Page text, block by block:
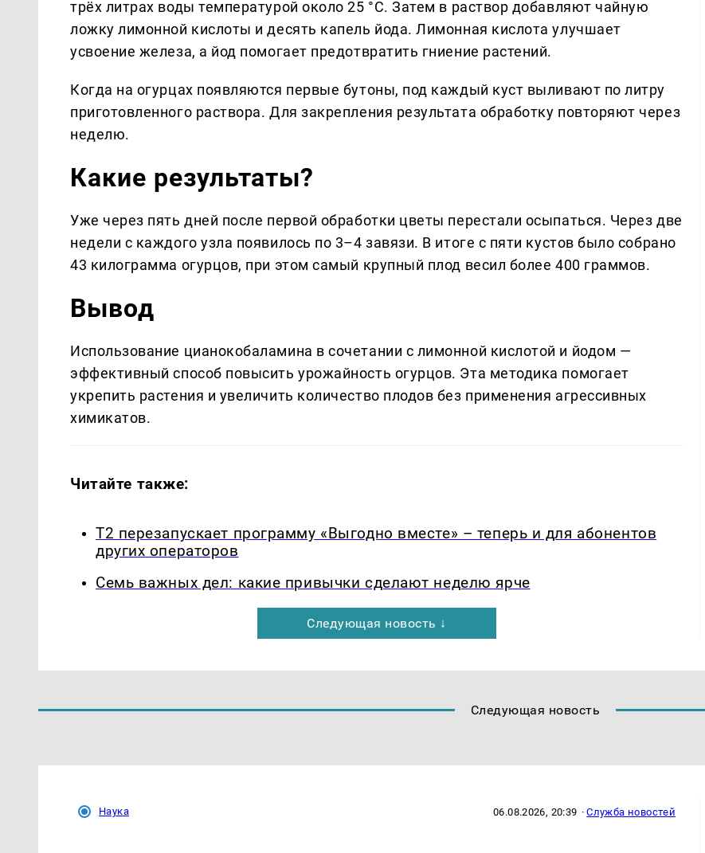
трёх литрах воды температурой около 25 °C. Затем в раствор добавляют чайную
ложку лимонной кислоты и десять капель йода. Лимонная кислота улучшает
усвоение железа, а йод помогает предотвратить гниение растений.
Когда на огурцах появляются первые бутоны, под каждый куст выливают по литру
приготовленного раствора. Для закрепления результата обработку повторяют через
неделю.
Какие результаты?
Уже через пять дней после первой обработки цветы перестали осыпаться. Через две
недели с каждого узла появилось по 3–4 завязи. В итоге с пяти кустов было собрано
43 килограмма огурцов, при этом самый крупный плод весил более 400 граммов.
Вывод
Использование цианокобаламина в сочетании с лимонной кислотой и йодом —
эффективный способ повысить урожайность огурцов. Эта методика помогает
укрепить растения и увеличить количество плодов без применения агрессивных
химикатов.
Читайте также:
Т2 перезапускает программу «Выгодно вместе» – теперь и для абонентов
других операторов
Семь важных дел: какие привычки сделают неделю ярче
Следующая новость ↓
Следующая новость
Наука 06.08.2026, 20:39 ·Служба новостей